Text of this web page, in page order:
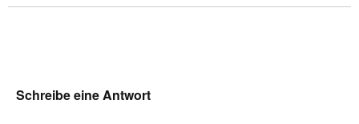
Schreibe eine Antwort